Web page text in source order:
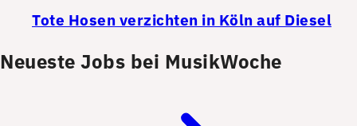
Tote Hosen verzichten in Köln auf Diesel
Neueste Jobs bei MusikWoche